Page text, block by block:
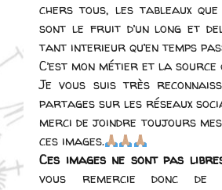
chers tous, les tableaux
sont le fruit d’un long et
tant interieur qu’en temps
C’est mon métier et la
Je vous suis très
partages sur les réseaux
merci de joindre toujours
ces images.
Ces images ne sont pas
vous remercie donc de